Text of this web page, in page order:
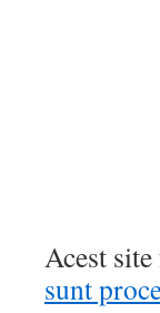
Acest
sunt